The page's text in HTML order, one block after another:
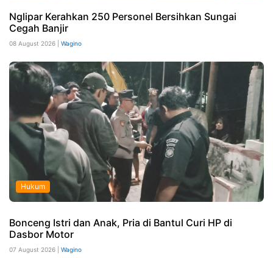
Nglipar Kerahkan 250 Personel Bersihkan Sungai
Cegah Banjir
08 August 2026 | Wagino
Hukum
Bonceng Istri dan Anak, Pria di Bantul Curi HP di
Dasbor Motor
07 August 2026 | Wagino